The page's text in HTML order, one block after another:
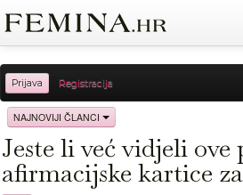
Prijava Registracija
Sreća
Moda Ljubav Relax
NAJNOVIJI ČLANCI
Jeste li već vidjeli ove
afirmacijske kartice